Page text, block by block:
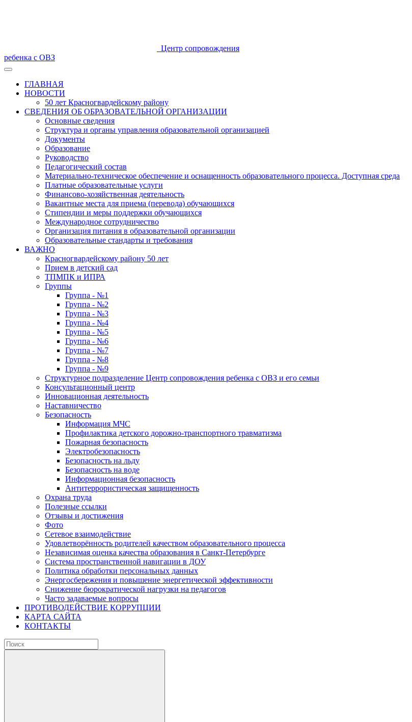
Центр сопровождения
ребенка с ОВЗ
ГЛАВНАЯ
НОВОСТИ
50 лет Красногвардейскому району
СВЕДЕНИЯ ОБ ОБРАЗОВАТЕЛЬНОЙ ОРГАНИЗАЦИИ
Основные сведения
Структура и органы управления образовательной организацией
Документы
Образование
Руководство
Педагогический состав
Материально-техническое обеспечение и оснащенность образовательного процесса. Доступная среда
Платные образовательные услуги
Финансово-хозяйственная деятельность
Вакантные места для приема (перевода) обучающихся
Стипендии и меры поддержки обучающихся
Международное сотрудничество
Организация питания в образовательной организации
Образовательные стандарты и требования
ВАЖНО
Красногвардейскому району 50 лет
Прием в детский сад
ТПМПК и ИПРА
Группы
Группа - №1
Группа - №2
Группа - №3
Группа - №4
Группа - №5
Группа - №6
Группа - №7
Группа - №8
Группа - №9
Структурное подразделение Центр сопровождения ребенка с ОВЗ и его семьи
Консультационный центр
Инновационная деятельность
Наставничество
Безопасность
Информация МЧС
Профилактика детского дорожно-транспортного травматизма
Пожарная безопасность
Электробезопасность
Безопасность на льду
Безопасность на воде
Информационная безопасность
Антитеррористическая защищенность
Охрана труда
Полезные ссылки
Отзывы и достижения
Фото
Сетевое взаимодействие
Удовлетворённость родителей качеством образовательного процесса
Независимая оценка качества образования в Санкт-Петербурге
Система пространственной навигации в ДОУ
Политика обработки персональных данных
Энергосбережения и повышение энергетической эффективности
Снижение бюрократической нагрузки на педагогов
Часто задаваемые вопросы
ПРОТИВОДЕЙСТВИЕ КОРРУПЦИИ
КАРТА САЙТА
КОНТАКТЫ